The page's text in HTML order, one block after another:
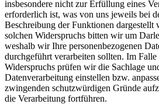
insbesondere nicht zur Erfüllung eines
erforderlich ist, was von uns jeweils bei
Beschreibung der Funktionen dargestellt
solchen Widerspruchs bitten wir um
weshalb wir Ihre personenbezogenen
durchgeführt verarbeiten sollten. Im Falle
Widerspruchs prüfen wir die Sachlage
Datenverarbeitung einstellen bzw.
zwingenden schutzwürdigen Gründe
die Verarbeitung fortführen.